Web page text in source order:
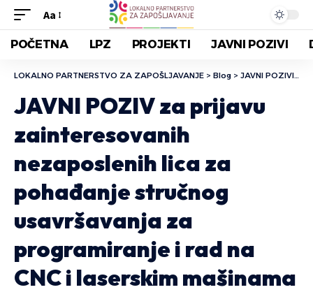
Aa
POČETNA LPZ PROJEKTI JAVNI POZIVI
LOKALNO PARTNERSTVO ZA ZAPOŠLJAVANJE > Blog > JAVNI POZIVI>
JAVNI POZIV za prijavu
zainteresovanih
nezaposlenih lica za
pohađanje stručnog
usavršavanja za
programiranje i rad na
CNC i laserskim mašinama